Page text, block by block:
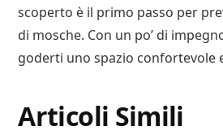
scoperto è il primo passo per
di mosche. Con un po’ di
goderti uno spazio confortevole
Articoli Simili